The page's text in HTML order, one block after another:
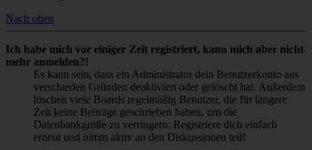
Nach oben
Ich habe mich vor einiger Zeit registriert, kann mich aber nicht
mehr anmelden?!
Es kann sein, dass ein Administrator dein Benutzerkonto aus
verschieden Gründen deaktiviert oder gelöscht hat. Außerdem
löschen viele Boards regelmäßig Benutzer, die für längere
Zeit keine Beiträge geschrieben haben, um die
Datenbankgröße zu verringern. Registriere dich einfach
erneut und nimm aktiv an den Diskussionen teil!